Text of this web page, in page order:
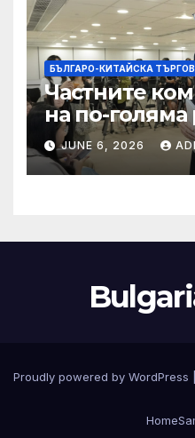
БЪЛГАРО-КИТАЙСКА
Частните
на по-голяма
енергетика
JUNE 6, 2026
Proudly powered by WordPress
Home